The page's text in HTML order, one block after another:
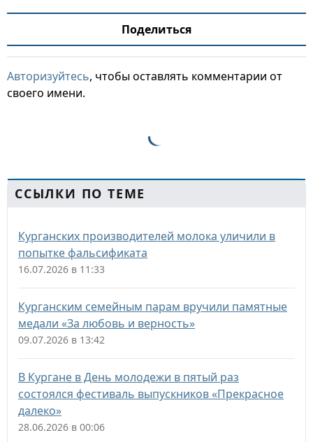
Поделиться
Авторизуйтесь, чтобы оставлять комментарии от
своего имени.
ССЫЛКИ ПО ТЕМЕ
Курганских производителей молока уличили в
попытке фальсификата
16.07.2026 в 11:33
Курганским семейным парам вручили памятные
медали «За любовь и верность»
09.07.2026 в 13:42
В Кургане в День молодежи в пятый раз
состоялся фестиваль выпускников «Прекрасное
далеко»
28.06.2026 в 00:06